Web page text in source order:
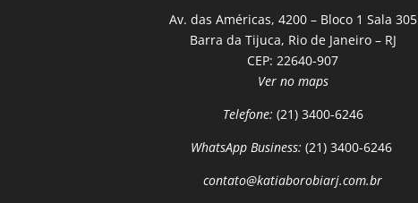
Av. das Américas, 4200 – Bloco 1 Sala 305
Barra da Tijuca, Rio de Janeiro – RJ
CEP: 22640-907
Ver no maps
Telefone: (21) 3400-6246
WhatsApp Business: (21) 3400-6246
contato@katiaborobiarj.com.br